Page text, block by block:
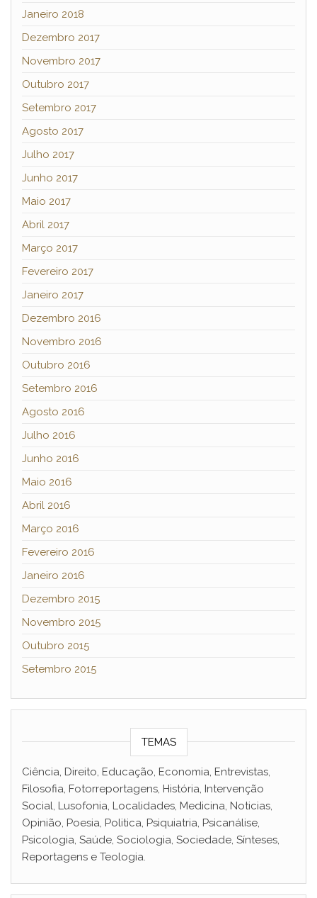
Janeiro 2018
Dezembro 2017
Novembro 2017
Outubro 2017
Setembro 2017
Agosto 2017
Julho 2017
Junho 2017
Maio 2017
Abril 2017
Março 2017
Fevereiro 2017
Janeiro 2017
Dezembro 2016
Novembro 2016
Outubro 2016
Setembro 2016
Agosto 2016
Julho 2016
Junho 2016
Maio 2016
Abril 2016
Março 2016
Fevereiro 2016
Janeiro 2016
Dezembro 2015
Novembro 2015
Outubro 2015
Setembro 2015
TEMAS
Ciência, Direito, Educação, Economia, Entrevistas,
Filosofia, Fotorreportagens, História, Intervenção
Social, Lusofonia, Localidades, Medicina, Noticias,
Opinião, Poesia, Politica, Psiquiatria, Psicanálise,
Psicologia, Saúde, Sociologia, Sociedade, Sínteses,
Reportagens e Teologia.